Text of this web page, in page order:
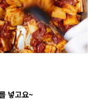
넣고요~